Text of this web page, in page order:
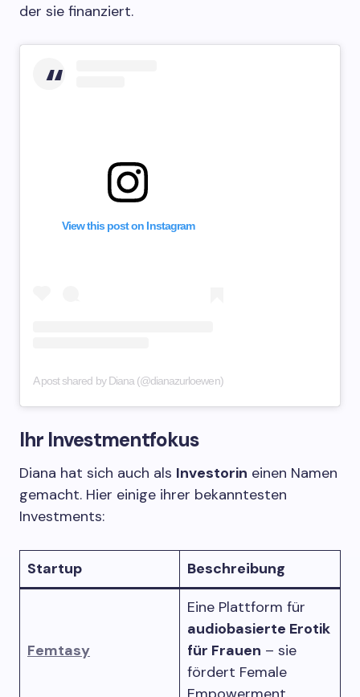
der sie finanziert.
View this post on Instagram
A post shared by Diana (@dianazurloewen)
Ihr Investmentfokus
Diana hat sich auch als Investorin einen Namen
gemacht. Hier einige ihrer bekanntesten
Investments:
Startup Beschreibung
Femtasy
Eine Plattform für
audiobasierte Erotik
für Frauen – sie
fördert Female